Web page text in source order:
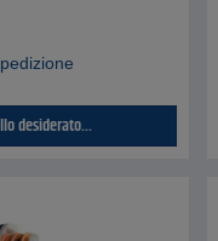
desiderato...